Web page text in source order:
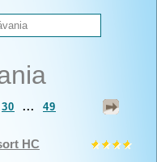
30 ... 49
HC